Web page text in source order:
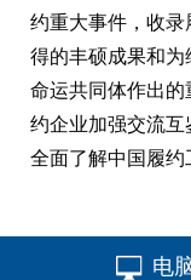
约重大事件，收录
得的丰硕成果和
命运共同体作出
约企业加强交流
全面了解中国履约
电